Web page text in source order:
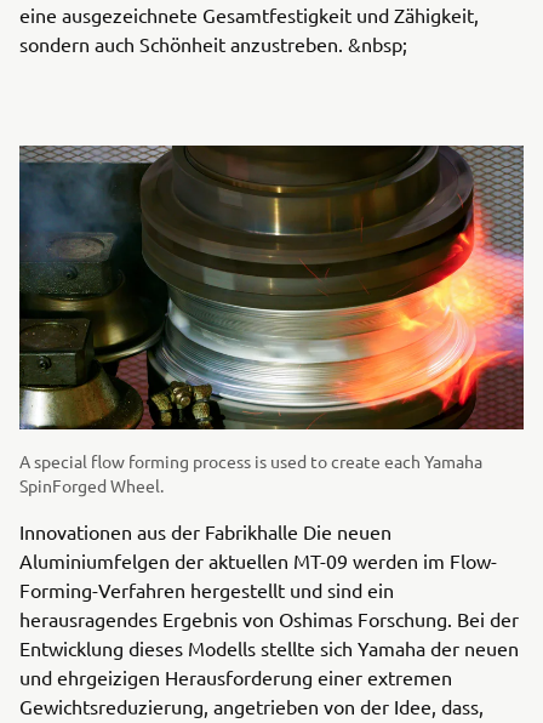
eine ausgezeichnete Gesamtfestigkeit und Zähigkeit,
sondern auch Schönheit anzustreben. &nbsp;
A special flow forming process is used to create each Yamaha
SpinForged Wheel.
Innovationen aus der Fabrikhalle Die neuen
Aluminiumfelgen der aktuellen MT-09 werden im Flow-
Forming-Verfahren hergestellt und sind ein
herausragendes Ergebnis von Oshimas Forschung. Bei der
Entwicklung dieses Modells stellte sich Yamaha der neuen
und ehrgeizigen Herausforderung einer extremen
Gewichtsreduzierung, angetrieben von der Idee, dass,